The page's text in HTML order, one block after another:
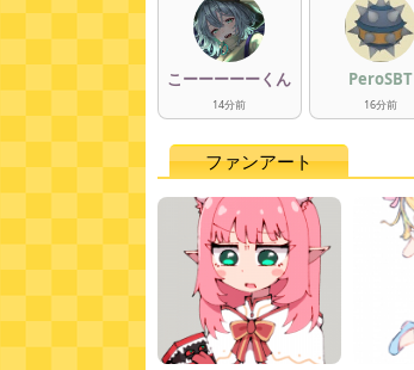
こーーーーーくん
14分前
PeroSBT
16分前
ファンアート